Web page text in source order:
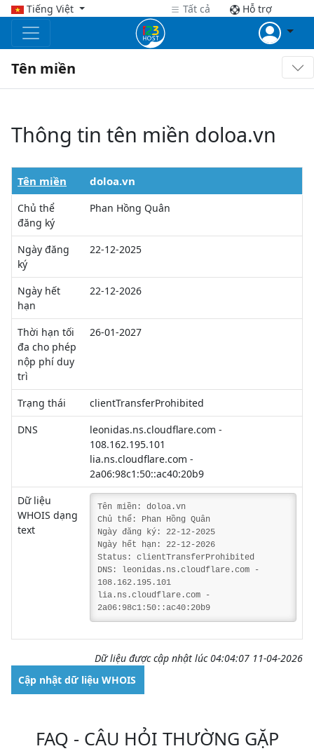
Tiếng Việt Tất cả Hỗ trợ
Tên miền
Thông tin tên miền doloa.vn
Tên miền doloa.vn
Chủ thể
đăng ký
Phan Hồng Quân
Ngày đăng
ký
22-12-2025
Ngày hết
hạn
22-12-2026
Thời hạn tối
đa cho phép
nộp phí duy
trì
26-01-2027
Trạng thái
clientTransferProhibited
DNS
leonidas.ns.cloudflare.com -
108.162.195.101
lia.ns.cloudflare.com -
2a06:98c1:50::ac40:20b9
Dữ liệu
WHOIS dạng
text
Tên miền: doloa.vn
Chủ thể: Phan Hồng Quân
Ngày đăng ký: 22-12-2025
Ngày hết hạn: 22-12-2026
Status: clientTransferProhibited
DNS: leonidas.ns.cloudflare.com -
108.162.195.101
lia.ns.cloudflare.com -
2a06:98c1:50::ac40:20b9
Dữ liệu được cập nhật lúc 04:04:07 11-04-2026
Cập nhật dữ liệu WHOIS
FAQ - CÂU HỎI THƯỜNG GẶP